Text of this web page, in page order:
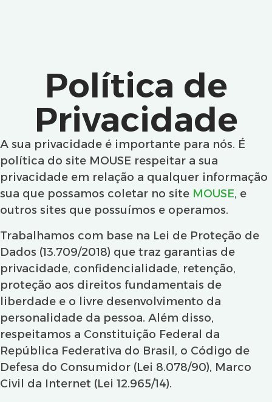
Política de
Privacidade
A sua privacidade é importante para nós. É
política do site MOUSE respeitar a sua
privacidade em relação a qualquer informação
sua que possamos coletar no site MOUSE, e
outros sites que possuímos e operamos.
Trabalhamos com base na Lei de Proteção de
Dados (13.709/2018) que traz garantias de
privacidade, confidencialidade, retenção,
proteção aos direitos fundamentais de
liberdade e o livre desenvolvimento da
personalidade da pessoa. Além disso,
respeitamos a Constituição Federal da
República Federativa do Brasil, o Código de
Defesa do Consumidor (Lei 8.078/90), Marco
Civil da Internet (Lei 12.965/14).